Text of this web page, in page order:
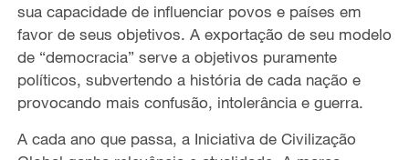
sua capacidade de influenciar povos e países em
favor de seus objetivos. A exportação de seu modelo
de “democracia” serve a objetivos puramente
políticos, subvertendo a história de cada nação e
provocando mais confusão, intolerância e guerra.
A cada ano que passa, a Iniciativa de Civilização